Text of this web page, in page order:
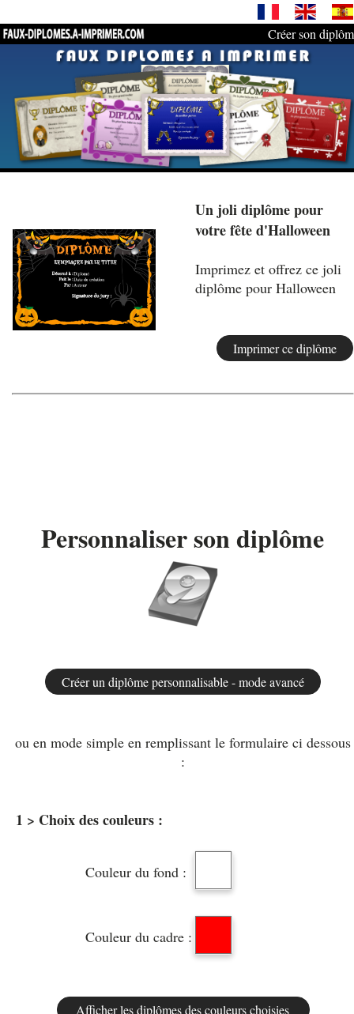
Créer son
Un joli diplôme pour
votre fête d'Halloween
Imprimez et offrez ce joli
diplôme pour Halloween
Personnaliser son diplôme
ou en mode simple en remplissant le formulaire ci dessous
:
1 > Choix des couleurs :
Couleur du fond :
Couleur du cadre :